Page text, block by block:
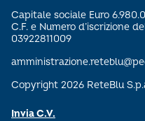
Capitale sociale Euro
C.F. e Numero d’iscrizione
03922811009
Copyright 2026 ReteBlu
Invia C.V.